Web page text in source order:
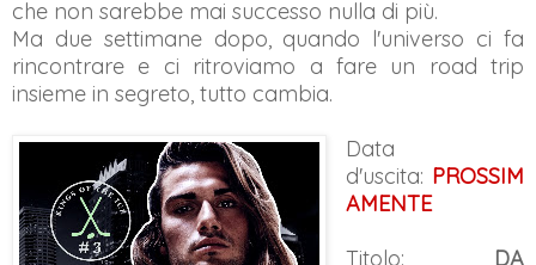
che non sarebbe mai successo nulla di più.
Ma due settimane dopo, quando l'universo ci fa
rincontrare e ci ritroviamo a fare un road trip
insieme in segreto, tutto cambia.
Data
d'uscita: PROSSIM
AMENTE
Titolo: DA